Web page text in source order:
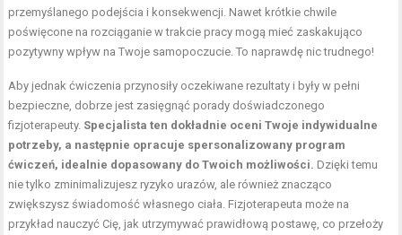
przemyślanego podejścia i konsekwencji. Nawet krótkie chwile
poświęcone na rozciąganie w trakcie pracy mogą mieć zaskakująco
pozytywny wpływ na Twoje samopoczucie. To naprawdę nic trudnego!
Aby jednak ćwiczenia przynosiły oczekiwane rezultaty i były w pełni
bezpieczne, dobrze jest zasięgnąć porady doświadczonego
fizjoterapeuty. Specjalista ten dokładnie oceni Twoje indywidualne
potrzeby, a następnie opracuje spersonalizowany program
ćwiczeń, idealnie dopasowany do Twoich możliwości. Dzięki temu
nie tylko zminimalizujesz ryzyko urazów, ale również znacząco
zwiększysz świadomość własnego ciała. Fizjoterapeuta może na
przykład nauczyć Cię, jak utrzymywać prawidłową postawę, co przełoży